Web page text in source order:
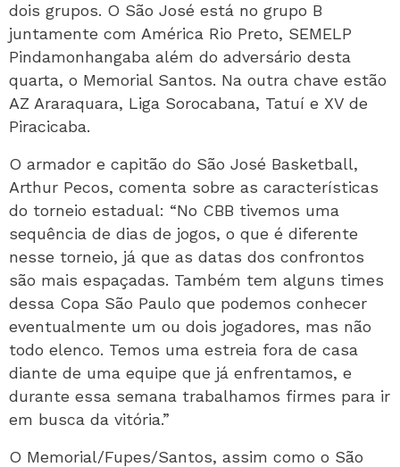
dois grupos. O São José está no grupo B
juntamente com América Rio Preto, SEMELP
Pindamonhangaba além do adversário desta
quarta, o Memorial Santos. Na outra chave estão
AZ Araraquara, Liga Sorocabana, Tatuí e XV de
Piracicaba.
O armador e capitão do São José Basketball,
Arthur Pecos, comenta sobre as características
do torneio estadual: “No CBB tivemos uma
sequência de dias de jogos, o que é diferente
nesse torneio, já que as datas dos confrontos
são mais espaçadas. Também tem alguns times
dessa Copa São Paulo que podemos conhecer
eventualmente um ou dois jogadores, mas não
todo elenco. Temos uma estreia fora de casa
diante de uma equipe que já enfrentamos, e
durante essa semana trabalhamos firmes para ir
em busca da vitória.”
O Memorial/Fupes/Santos, assim como o São